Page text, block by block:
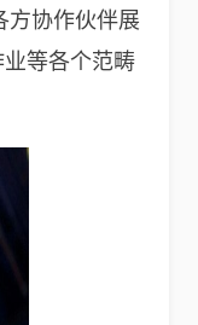
方协作伙伴展
等各个范畴